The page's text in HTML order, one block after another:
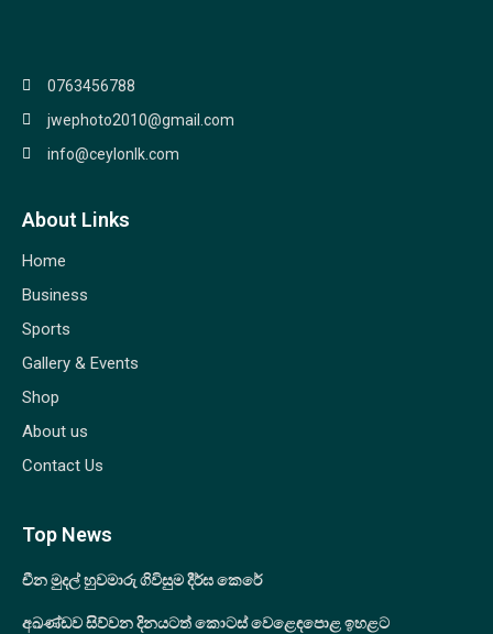
0763456788
jwephoto2010@gmail.com
info@ceylonlk.com
About Links
Home
Business
Sports
Gallery & Events
Shop
About us
Contact Us
Top News
චීන මුදල් හුවමාරු ගිවිසුම දීර්ඝ කෙරේ
අඛණ්ඩව සිව්වන දිනයටත් කොටස් වෙළෙඳපොළ ඉහළට